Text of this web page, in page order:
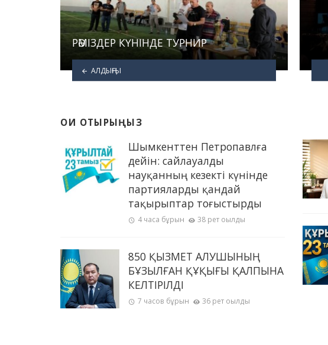
РӘМІЗДЕР КҮНІНДЕ ТУРНИР
АЛДЫҢҒЫ
ОҚИ ОТЫРЫҢЫЗ
Шымкенттен Петропавлға
дейін: сайлауалды
науқанның кезекті күнінде
партияларды қандай
тақырыптар тоғыстырды
4 часа бұрын 38 рет оқылды
850 ҚЫЗМЕТ АЛУШЫНЫҢ
БҰЗЫЛҒАН ҚҰҚЫҒЫ ҚАЛПЫНА
КЕЛТІРІЛДІ
7 часов бұрын 36 рет оқылды